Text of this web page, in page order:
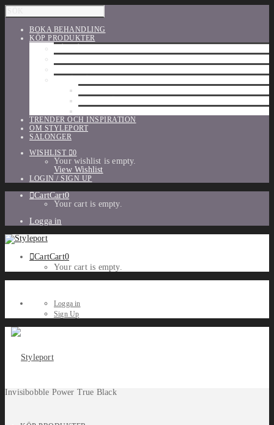
BOKA BEHANDLING
KÖP PRODUKTER
TRENDER OCH INSPIRATION
OM STYLEPORT
SALONGER
WISHLIST
0
Your wishlist is empty.
View Wishlist
LOGIN / SIGN UP
CartCart0
Your cart is empty.
Logga in
CartCart0
Your cart is empty.
Logga in
Sign Up
Invisibobble Power True Black